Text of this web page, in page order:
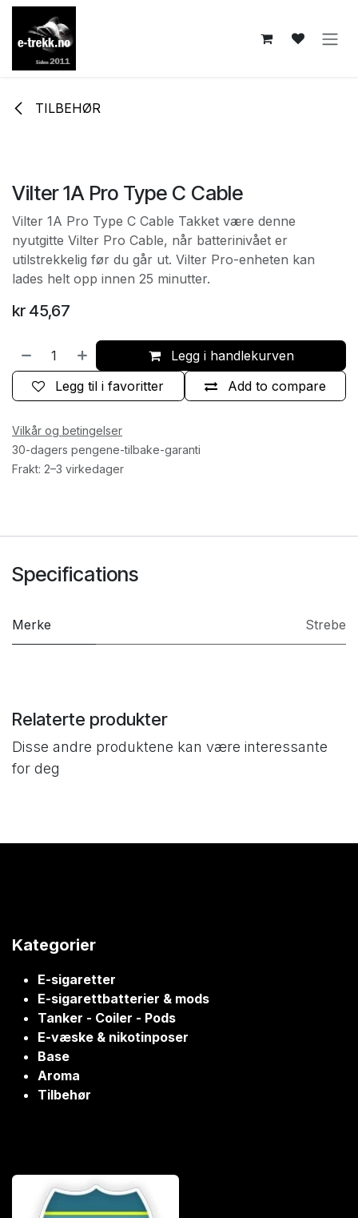
Skip to Content
TILBEHØR
Vilter 1A Pro Type C Cable
Vilter 1A Pro Type C Cable Takket være denne
nyutgitte Vilter Pro Cable, når batterinivået er
utilstrekkelig før du går ut. Vilter Pro-enheten kan
lades helt opp innen 25 minutter.
kr 45,67
Legg i handlekurven
Add to compare
Legg til i favoritter
Vilkår og betingelser
30-dagers pengene-tilbake-garanti
Frakt: 2–3 virkedager
Specifications
Merke Strebe
Relaterte produkter
Disse andre produktene kan være interessante
for deg
Kategorier
E-sigaretter
E-sigarettbatterier & mods
Tanker - Coiler - Pods
E-væske & nikotinposer
Base
Aroma
Tilbehør